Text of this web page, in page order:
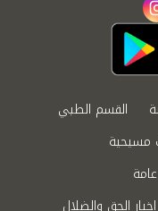
instagram
القسم الطبي
مسيحية
اخبار الحق والضلال